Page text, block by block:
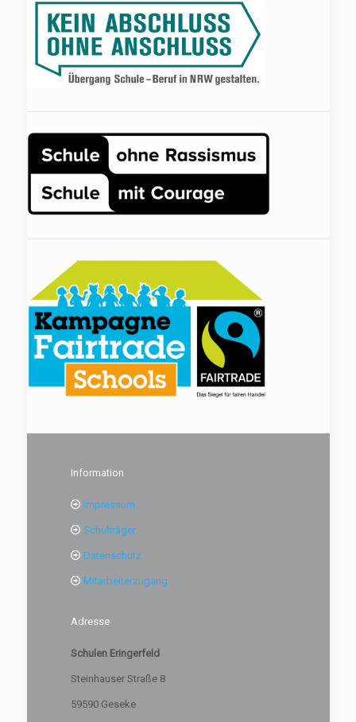
Information
Impressum
Schulträger
Datenschutz
Mitarbeiterzugang
Adresse
Schulen Eringerfeld
Steinhauser Straße 8
59590 Geseke